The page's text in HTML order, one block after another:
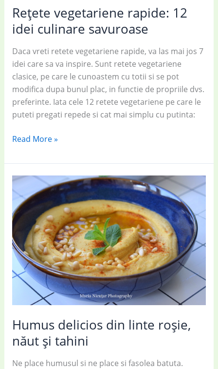
Rețete vegetariene rapide: 12
idei culinare savuroase
Daca vreti retete vegetariene rapide, va las mai jos 7
idei care sa va inspire. Sunt retete vegetariene
clasice, pe care le cunoastem cu totii si se pot
modifica dupa bunul plac, in functie de propriile dvs.
preferinte. Iata cele 12 retete vegetariene pe care le
puteti pregati repede si cat mai simplu cu putinta:
Rețete
rapide:
12
idei
culinare
savuroase
Read More »
Humus delicios din linte roșie,
năut și tahini
Ne place humusul si ne place si fasolea batuta.